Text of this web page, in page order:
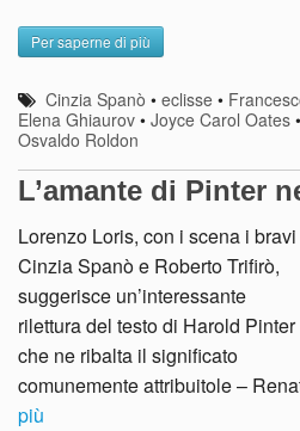
Per saperne di più
Cinzia Spanò •eclisse •
Elena Ghiaurov • Joyce Carol Oates •
Osvaldo Roldon
L’amante di Pinter
Lorenzo Loris, con i scena i bravi
Cinzia Spanò e Roberto Trifirò,
suggerisce un’interessante
rilettura del testo di Harold Pinter
che ne ribalta il significato
comunemente attribuitole –
più